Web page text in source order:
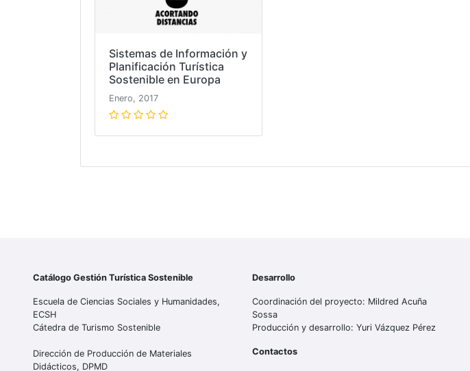
Sistemas de Información y
Planificación Turística
Sostenible en Europa
Enero, 2017
Catálogo Gestión Turística Sostenible
Escuela de Ciencias Sociales y Humanidades,
ECSH
Cátedra de Turismo Sostenible
Dirección de Producción de Materiales
Didácticos, DPMD
Desarrollo
Coordinación del proyecto: Mildred Acuña
Sossa
Producción y desarrollo: Yuri Vázquez Pérez
Contactos